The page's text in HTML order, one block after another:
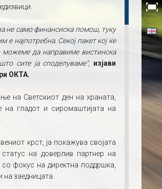
не само финансиска помош, туку
најпотребна. Секој пакет кој ќе
можеме да направиме вистинска
сите ја споделуваме“, изјави
ОКТА.
на Светскиот ден на храната,
гладот и сиромаштијата на
крст, ја покажува својата
на доверлив партнер на
со фокус на директна поддршка,
заедницата.